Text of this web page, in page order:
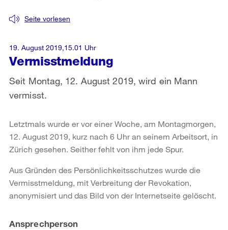
Vermisstmeldung
Seite vorlesen
Seit Montag, 12. August 2019, wird ein Mann
vermisst.
19. August 2019,15.01 Uhr
Letztmals wurde er vor einer Woche, am Montagmorgen,
12. August 2019, kurz nach 6 Uhr an seinem Arbeitsort, in
Zürich gesehen. Seither fehlt von ihm jede Spur.
Aus Gründen des Persönlichkeitsschutzes wurde die
Vermisstmeldung, mit Verbreitung der Revokation,
anonymisiert und das Bild von der Internetseite gelöscht.
Weitere
Ansprechperson